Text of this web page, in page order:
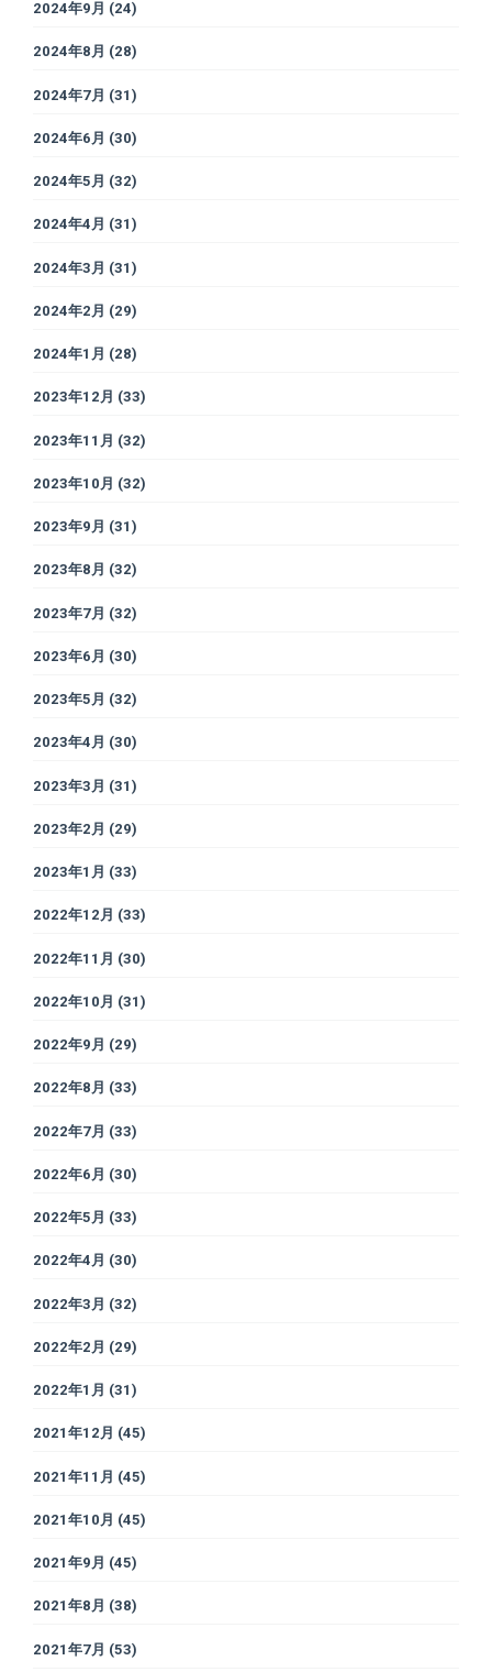
2024年9月 (24)
2024年8月 (28)
2024年7月 (31)
2024年6月 (30)
2024年5月 (32)
2024年4月 (31)
2024年3月 (31)
2024年2月 (29)
2024年1月 (28)
2023年12月 (33)
2023年11月 (32)
2023年10月 (32)
2023年9月 (31)
2023年8月 (32)
2023年7月 (32)
2023年6月 (30)
2023年5月 (32)
2023年4月 (30)
2023年3月 (31)
2023年2月 (29)
2023年1月 (33)
2022年12月 (33)
2022年11月 (30)
2022年10月 (31)
2022年9月 (29)
2022年8月 (33)
2022年7月 (33)
2022年6月 (30)
2022年5月 (33)
2022年4月 (30)
2022年3月 (32)
2022年2月 (29)
2022年1月 (31)
2021年12月 (45)
2021年11月 (45)
2021年10月 (45)
2021年9月 (45)
2021年8月 (38)
2021年7月 (53)